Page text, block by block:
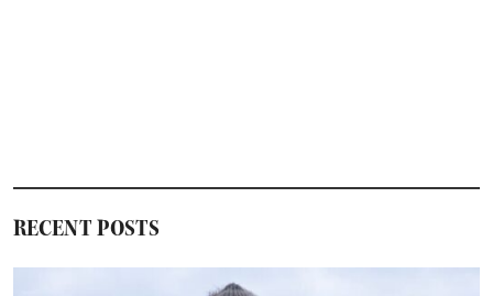
RECENT POSTS